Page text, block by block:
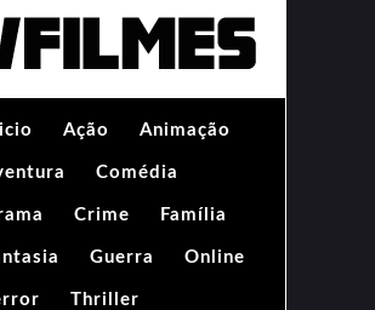
Ação Animação
Comédia
Crime Família
Guerra Online
Thriller